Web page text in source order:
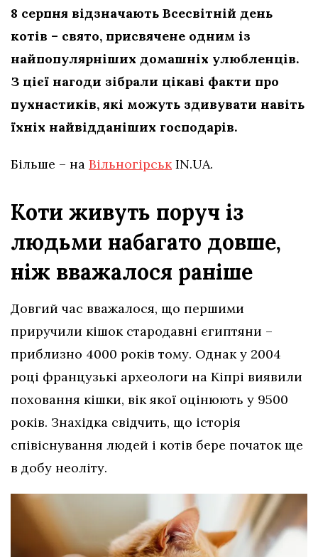
8 серпня відзначають Всесвітній день
котів – свято, присвячене одним із
найпопулярніших домашніх улюбленців.
З цієї нагоди зібрали цікаві факти про
пухнастиків, які можуть здивувати навіть
їхніх найвідданіших господарів.
Більше – на ВільногірськIN.UA.
Коти живуть поруч із
людьми набагато довше,
ніж вважалося раніше
Довгий час вважалося, що першими
приручили кішок стародавні єгиптяни –
приблизно 4000 років тому. Однак у 2004
році французькі археологи на Кіпрі виявили
поховання кішки, вік якої оцінюють у 9500
років. Знахідка свідчить, що історія
співіснування людей і котів бере початок ще
в добу неоліту.